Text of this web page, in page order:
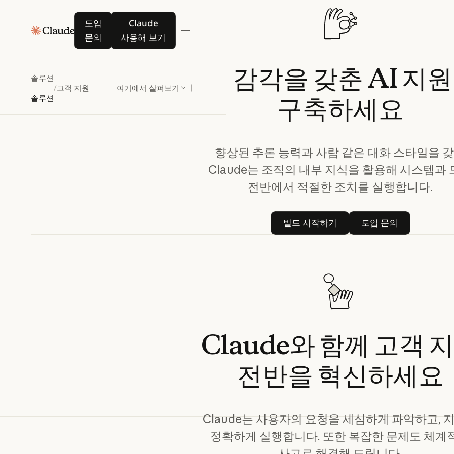
도입
문의
도입 문의
Claude
사용해 보기
Claude 사용해 보기
솔루션
솔루션
/고객 지원 여기에서 살펴보기
더인간적인 감각을 갖춘AI지원
구축하세요
향상된 추론 능력과 사람 같은 대화 스타일을
Claude는 조직의 내부 지식을 활용해 시스템과
전반에서 적절한 조치를 실행합니다.
빌드 시작하기
빌드 시작하기
도입 문의
도입 문의
Claude와함께 고객
전반을 혁신하세요
Claude는 사용자의 요청을 세심하게 파악하고,
정확하게 실행합니다. 또한 복잡한 문제도 체계